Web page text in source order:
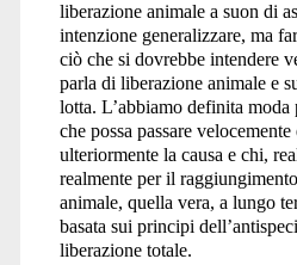
liberazione animale a suon di
intenzione generalizzare, ma
ciò che si dovrebbe intendere
parla di liberazione animale e
lotta. L’abbiamo definita moda
che possa passare
ulteriormente la causa e chi,
realmente per il
animale, quella vera, a lungo
basata sui principi
liberazione totale.